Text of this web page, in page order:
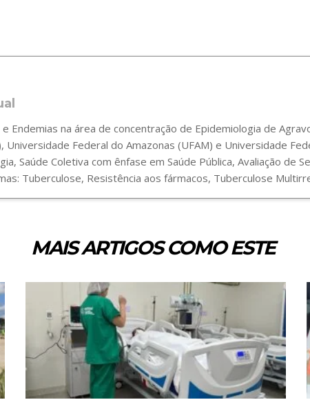
Endemias na área de concentração de Epidemiologia de
Universidade Federal do Amazonas (UFAM) e Universidade
Saúde Coletiva com ênfase em Saúde Pública, Avaliação de
Tuberculose, Resistência aos fármacos, Tuberculose
MAIS ARTIGOS COMO ESTE